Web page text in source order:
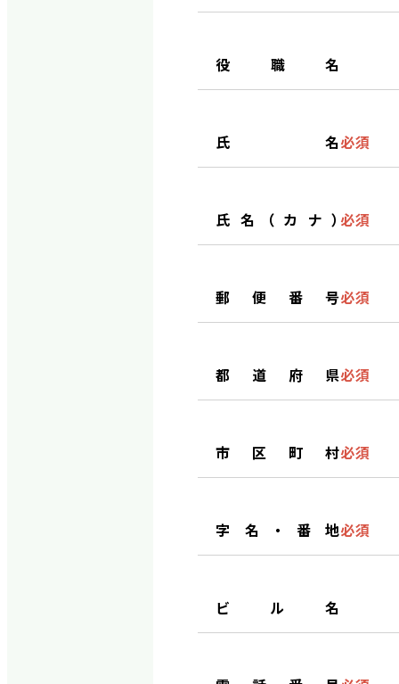
役職名
氏名必須
氏名（カナ） 必須
郵便番号必須
都道府県必須
市区町村必須
字名・番地必須
ビル名